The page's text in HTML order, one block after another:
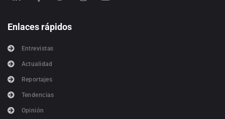
Enlaces rápidos
Entrevistas
Actualidad
Reportajes
Tendencias
Opinión